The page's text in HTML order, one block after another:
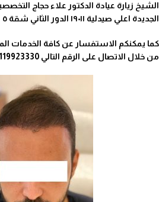
الشيخ زيارة عيادة الدكتور علاء حجاج
الجديدة اعلي صيدلية ١٩٠١١ الدور الثاني شقة ٥
كما يمكنكم الاستفسار عن كافة الخدمات
من خلال الاتصال على الرقم التالي 01119923330